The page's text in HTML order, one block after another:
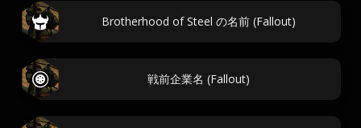
Brotherhood of Steel の名前 (Fallout)
戦前企業名 (Fallout)